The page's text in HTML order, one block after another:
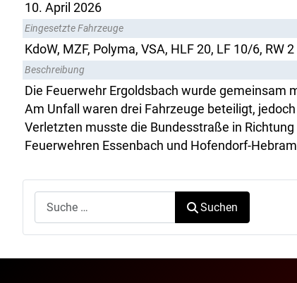
10. April 2026
Eingesetzte Fahrzeuge
KdoW, MZF, Polyma, VSA, HLF 20, LF 10/6, RW 2
Beschreibung
Die Feuerwehr Ergoldsbach wurde gemeinsam
Am Unfall waren drei Fahrzeuge beteiligt,
Verletzten musste die Bundesstraße in
Feuerwehren Essenbach und Hofendorf-
Suchen